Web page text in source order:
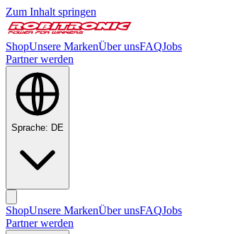
Zum Inhalt springen
ShopUnsere MarkenÜber unsFAQJobs
Partner werden
Sprache: DE
ShopUnsere MarkenÜber unsFAQJobs
Partner werden